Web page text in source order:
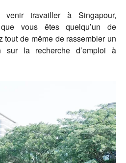
travailler à Singapour,
vous êtes quelqu’un de
tout de même de rassembler un
sur la recherche d’emploi à